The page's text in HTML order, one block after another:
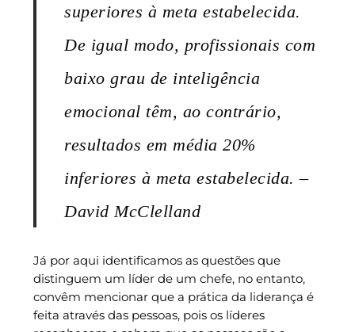
superiores à meta estabelecida.
De igual modo, profissionais com
baixo grau de inteligência
emocional têm, ao contrário,
resultados em média 20%
inferiores à meta estabelecida. –
David McClelland
Já por aqui identificamos as questões que
distinguem um líder de um chefe, no entanto,
convêm mencionar que a prática da liderança é
feita através das pessoas, pois os líderes